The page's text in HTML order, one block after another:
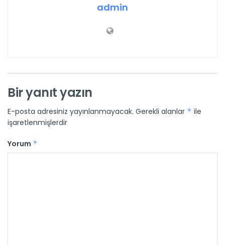
admin
Bir yanıt yazın
E-posta adresiniz yayınlanmayacak. Gerekli alanlar * ile
işaretlenmişlerdir
Yorum *